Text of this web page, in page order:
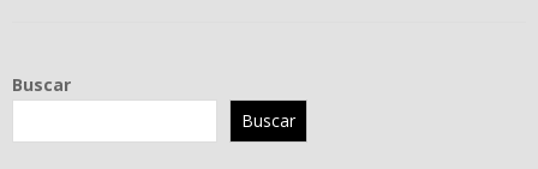
Buscar
Buscar